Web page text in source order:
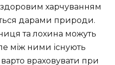
здоровим харчуванням
дарами природи.
та лохина можуть
між ними існують
варто враховувати при